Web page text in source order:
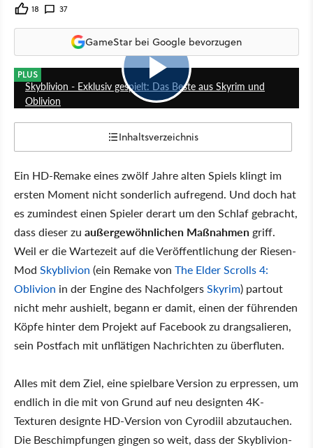
18 37
GameStar bei Google bevorzugen
PLUS
10:27
Skyblivion - Exklusiv gespielt: Das Beste aus Skyrim und
Oblivion
Inhaltsverzeichnis
Ein HD-Remake eines zwölf Jahre alten Spiels klingt im
ersten Moment nicht sonderlich aufregend. Und doch hat
es zumindest einen Spieler derart um den Schlaf gebracht,
dass dieser zu außergewöhnlichen Maßnahmen griff.
Weil er die Wartezeit auf die Veröffentlichung der Riesen-
Mod Skyblivion (ein Remake von The Elder Scrolls 4:
Oblivion in der Engine des NachfolgersSkyrim) partout
nicht mehr aushielt, begann er damit, einen der führenden
Köpfe hinter dem Projekt auf Facebook zu drangsalieren,
sein Postfach mit unflätigen Nachrichten zu überfluten.
Alles mit dem Ziel, eine spielbare Version zu erpressen, um
endlich in die mit von Grund auf neu designten 4K-
Texturen designte HD-Version von Cyrodiil abzutauchen.
Die Beschimpfungen gingen so weit, dass der Skyblivion-